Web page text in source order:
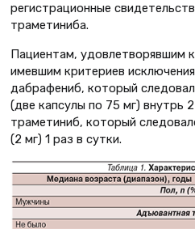
регистрационные
траметиниба.
Пациентам, удовлетворявшим
имевшим критериев
дабрафениб, который
(две капсулы по 75 мг) внутрь
траметиниб, который
(2 мг) 1 раз в сутки.